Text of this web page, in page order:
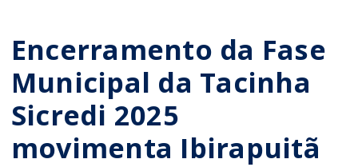
Encerramento da Fase
Municipal da Tacinha
Sicredi 2025
movimenta Ibirapuitã